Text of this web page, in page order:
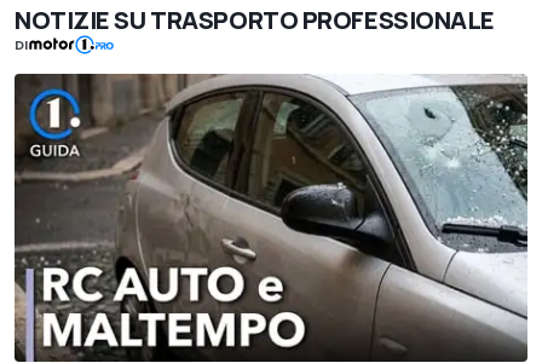
NOTIZIE SU TRASPORTO PROFESSIONALE
DI